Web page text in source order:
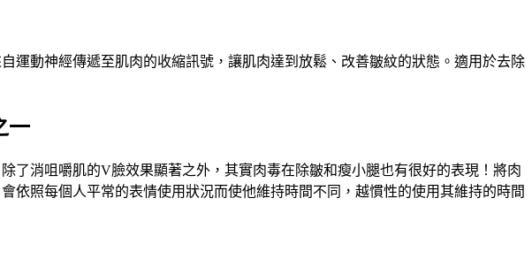
運動神經傳遞至肌肉的收縮訊號，讓肌肉達到放鬆、改善皺紋的狀態。適用於去除
一
了消咀嚼肌的V臉效果顯著之外，其實肉毒在除皺和瘦小腿也有很好的表現！將肉
依照每個人平常的表情使用狀況而使他維持時間不同，越慣性的使用其維持的時間